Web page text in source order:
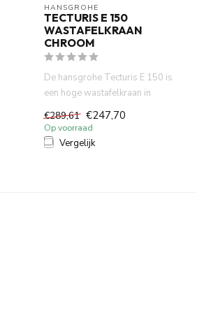
HANSGROHE
TECTURIS E 150
WASTAFELKRAAN
CHROOM
De hansgrohe Tecturis E 150 is
een hoge wastafelkraan in
€289,61 €247,70
Op voorraad
Vergelijk